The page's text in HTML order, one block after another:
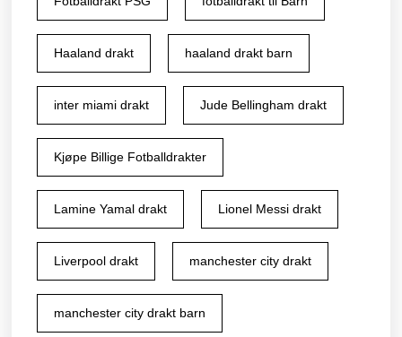
Haaland drakt haaland drakt barn
inter miami drakt Jude Bellingham drakt
Kjøpe Billige Fotballdrakter
Lamine Yamal drakt Lionel Messi drakt
Liverpool drakt manchester city drakt
manchester city drakt barn